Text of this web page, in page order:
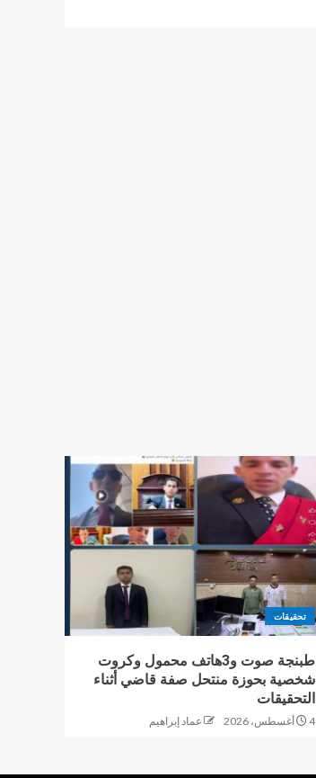
تحقيقات
طبنجة صوت و3هاتف محمول وكروت
شخصية بحوزة منتحل صفة قاضي أثناء
التحقيقات
4 أغسطس، 2026 عماد إبراهيم